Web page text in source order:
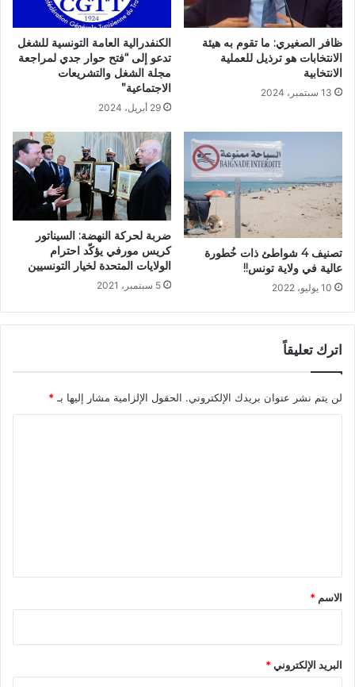
ظافر الصغيري: ما تقوم به هيئة
الانتخابات هو ترذيل للعملية
الانتخابية
13 سبتمبر، 2024
الكنفدرالية العامة التونسية للشغل
تدعو إلى “فتح حوار جدي لمراجعة
مجلة الشغل والتشريعات
الاجتماعية”
29 أبريل، 2024
تصنيف 4 شواطئ ذات خُطورة
عالية في ولاية تونس!!
10 يوليو، 2022
ضربة لحركة النهضة: السيناتور
كريس مورفي يؤكّد احترام
الولايات المتحدة لخيار التونسيين
5 سبتمبر، 2021
اترك تعليقاً
لن يتم نشر عنوان بريدك الإلكتروني. الحقول الإلزامية مشار إليها بـ *
*
الاسم *
البريد الإلكتروني*